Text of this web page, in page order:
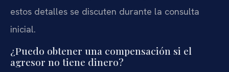
estos detalles se discuten durante la consulta
inicial.
¿Puedo obtener una compensación si el
agresor no tiene dinero?